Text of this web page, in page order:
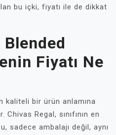
bu içki, fiyatı ile de dikkat
Fiyatı Ne
kaliteli bir ürün anlamına
Regal, sınıfının en
sadece ambalajı değil, aynı